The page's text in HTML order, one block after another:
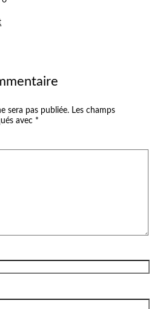
sera pas publiée. Les champs
avec *